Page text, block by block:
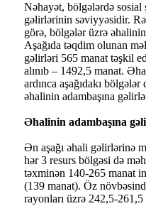
Nəhayət, bölgələrdə
gəlirlərinin səviyyəsidir.
görə, bölgələr üzrə
Aşağıda təqdim olunan
gəlirləri 565 manat təşkil
alınıb – 1492,5 manat.
ardınca aşağıdakı
əhalinin adambaşına
Əhalinin adambaşına
Ən aşağı əhali gəlirlərinə
hər 3 resurs bölgəsi də
təxminən 140-265 manat
(139 manat). Öz
rayonları üzrə 242,5-261,5